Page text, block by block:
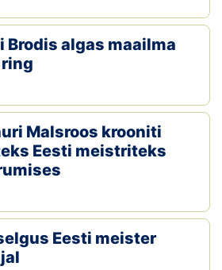
Brodis algas maailma
Malsroos krooniti
Eesti meistriteks
Eesti meister